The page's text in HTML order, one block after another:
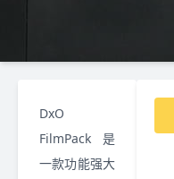
DxO
FilmPack 是
一款功能强大